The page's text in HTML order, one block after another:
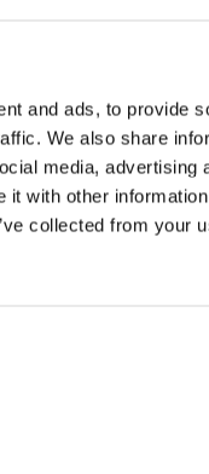
and ads, to provide
We also share
media, advertising
it with other
collected from your
vil også